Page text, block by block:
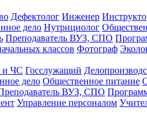
Дефектолог Инженер
дело Нутрициолог
Преподаватель ВУЗ, СПО
классов Фотограф
и ЧС Госслужащий
дело Общественное питание
ВУЗ, СПО
Управление персоналом